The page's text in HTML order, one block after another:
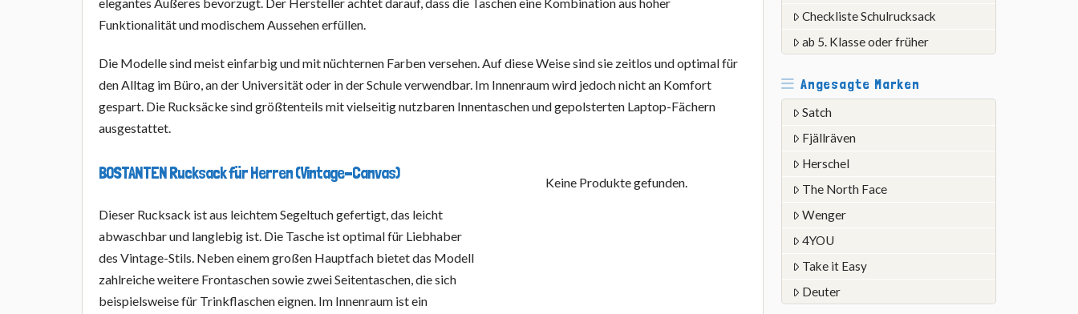
Funktionalität und modischem Aussehen erfüllen.
Die Modelle sind meist einfarbig und mit nüchternen Farben versehen. Auf diese Weise sind sie zeitlos und optimal für
den Alltag im Büro, an der Universität oder in der Schule verwendbar. Im Innenraum wird jedoch nicht an Komfort
gespart. Die Rucksäcke sind größtenteils mit vielseitig nutzbaren Innentaschen und gepolsterten Laptop-Fächern
ausgestattet.
BOSTANTEN Rucksack für Herren (Vintage-Canvas)
Dieser Rucksack ist aus leichtem Segeltuch gefertigt, das leicht
abwaschbar und langlebig ist. Die Tasche ist optimal für Liebhaber
des Vintage-Stils. Neben einem großen Hauptfach bietet das Modell
zahlreiche weitere Frontaschen sowie zwei Seitentaschen, die sich
beispielsweise für Trinkflaschen eignen. Im Innenraum ist ein
Keine Produkte gefunden.
Checkliste Schulrucksack
ab 5. Klasse oder früher
Angesagte Marken
Satch
Fjällräven
Herschel
The North Face
Wenger
4YOU
Take it Easy
Deuter